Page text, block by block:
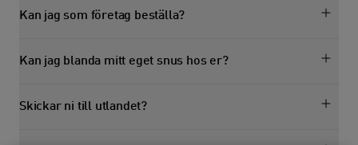
Kan jag som företag beställa?
Kan jag blanda mitt eget snus hos er?
Skickar ni till utlandet?